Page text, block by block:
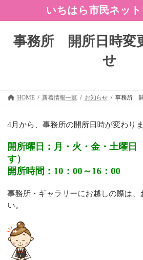
テ
ゲ
いちはら市民ネッ
事務所 開所日時変
せ
HOME 新着情報一覧 お知らせ 事務所
4月から、事務所の開所日時が変わりま
開所曜日：月・火・金・土曜日
す）
開所時間：10：00～16：00
事務所・ギャラリーにお越しの際は、
い。